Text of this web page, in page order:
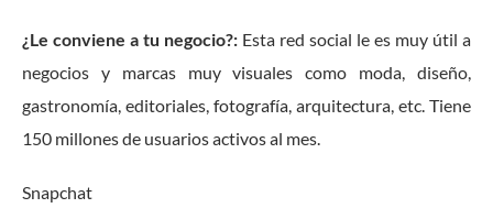
¿Le conviene a tu negocio?: Esta red social le es muy útil a
negocios y marcas muy visuales como moda, diseño,
gastronomía, editoriales, fotografía, arquitectura, etc. Tiene
150 millones de usuarios activos al mes.
Snapchat